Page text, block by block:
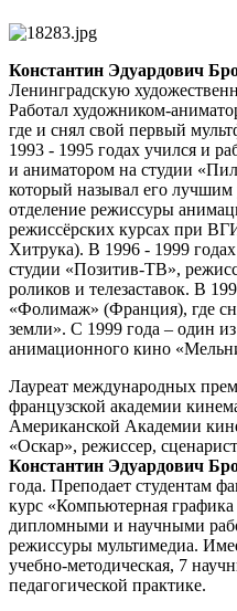
Константин Эдуардович
Ленинградскую
Работал художником-
где и снял свой первый
1993 - 1995 годах учился и
и аниматором на студии
который называл его
отделение режиссуры
режиссёрских курсах при
Хитрука). В 1996 - 1999 годах
студии «Позитив-ТВ»,
роликов и телезаставок. В
«Фолимаж» (Франция), где
земли». С 1999 года – один
анимационного кино
Лауреат международных
французской академии
Американской Академии
«Оскар», режиссер,
Константин Эдуардович
года. Преподает студентам
курс «Компьютерная
дипломными и научными
режиссуры мультимедиа.
учебно-методическая, 7
педагогической практике.